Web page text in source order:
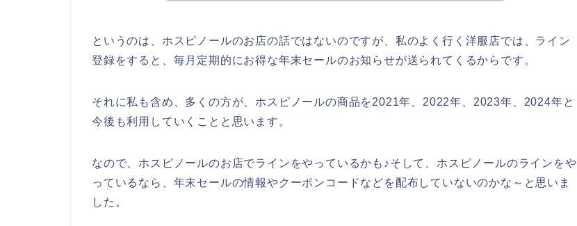
というのは、ホスピノールのお店の話ではないのですが、私のよく行く洋服店では、ライン
登録をすると、毎月定期的にお得な年末セールのお知らせが送られてくるからです。
それに私も含め、多くの方が、ホスピノールの商品を2021年、2022年、2023年、2024年と
今後も利用していくことと思います。
なので、ホスピノールのお店でラインをやっているかも♪そして、ホスピノールのラインをや
っているなら、年末セールの情報やクーポンコードなどを配布していないのかな～と思いま
した。